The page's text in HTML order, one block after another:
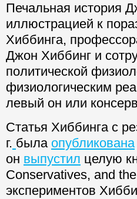
Печальная история
иллюстрацией к
Хиббинга,
Джон Хиббинг и
политической
физиологическим
левый он или
Статья Хиббинга с
г. была опубликована
он выпустил целую
Conservatives, and
экспериментов